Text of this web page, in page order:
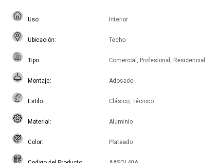
Uso Interior
Ubicación Techo
Tipo Comercial, Profesional, Residencial
Montaje Adosado
Estilo Clásico, Técnico
Material Aluminio
Color Plateado